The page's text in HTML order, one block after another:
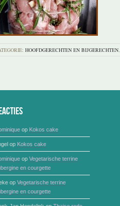
HOOFDGERECHTEN EN BIJGERECHTEN,
op Kokos cake
op Kokos cake
op Vegetarische terrine
en courgette
op Vegetarische terrine
en courgette